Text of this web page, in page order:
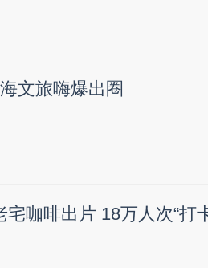
文旅嗨爆出圈
宅咖啡出片 18万人次“打